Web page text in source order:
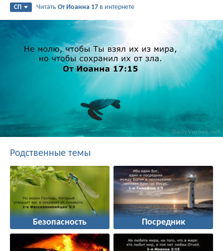
СП ЧитатьОт Иоанна 17 в интернете
Родственные темы
Безопасность Посредник